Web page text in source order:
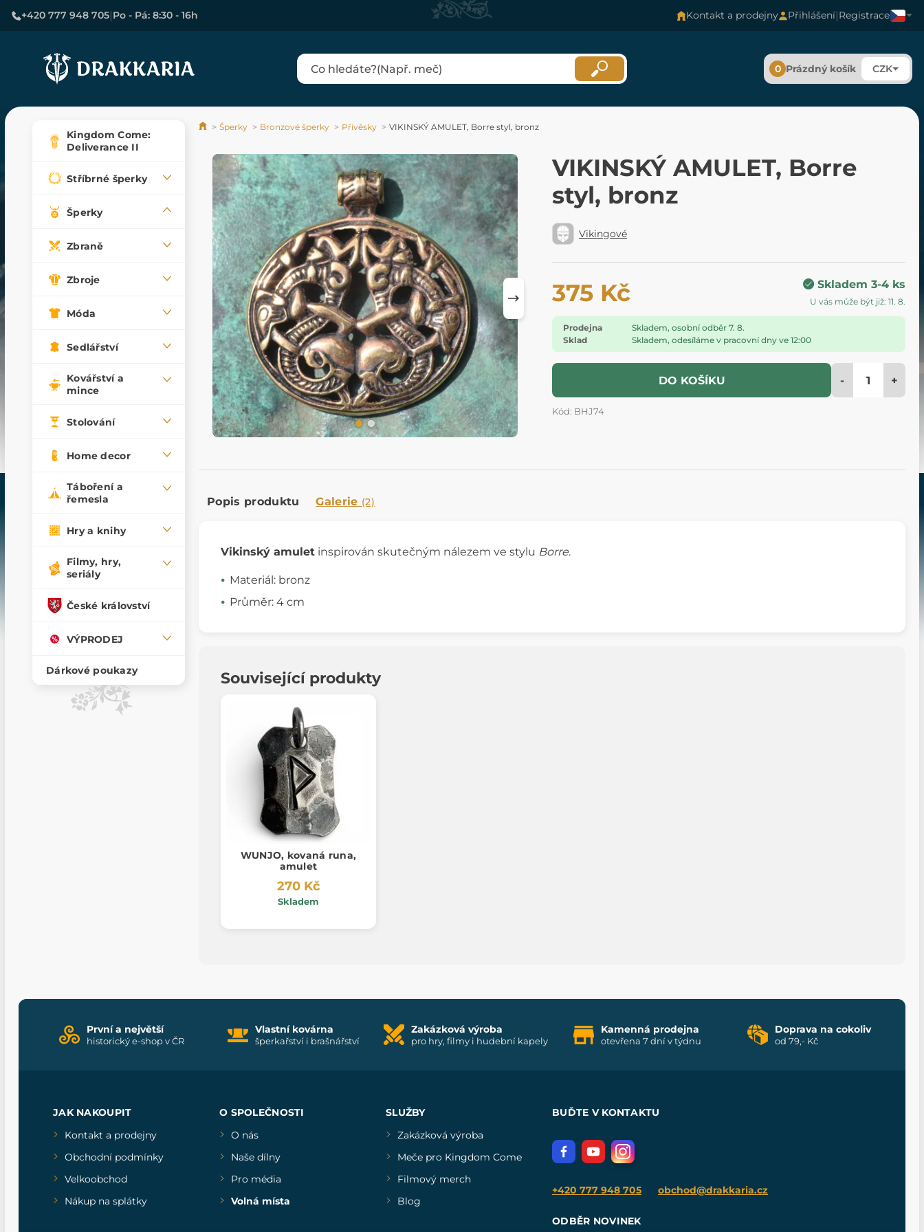
+420 777 948 705|Po - Pá: 8:30 - 16h Kontakt a prodejny Přihlášení|Registrace
0 Prázdný košík CZK
Kingdom Come:
Deliverance II
Stříbrné šperky
Šperky
Zbraně
Zbroje
Móda
Sedlářství
Kovářství a
mince
Stolování
Home decor
Táboření a
řemesla
Hry a knihy
Filmy, hry,
seriály
České království
VÝPRODEJ
Dárkové poukazy
Šperky Bronzové šperky Přívěsky VIKINSKÝ AMULET, Borre styl, bronz
VIKINSKÝ AMULET, Borre
styl, bronz
Vikingové
375 Kč Skladem 3-4 ks
U vás může být již: 11. 8.
Prodejna
Skladem, osobní odběr 7. 8.
Sklad
Skladem, odesíláme v pracovní dny ve 12:00
DO KOŠÍKU - +
Kód: BHJ74
Popis produktu Galerie (2)
Vikinský amulet inspirován skutečným nálezem ve stylu Borre.
Materiál: bronz
Průměr: 4 cm
Související produkty
WUNJO, kovaná runa,
amulet
270 Kč
Skladem
První a největší
historický e-shop v ČR
Vlastní kovárna
šperkařství i brašnářství
Zakázková výroba
pro hry, filmy i hudební kapely
Kamenná prodejna
otevřena 7 dní v týdnu
Doprava na cokoliv
od 79,- Kč
JAK NAKOUPIT
Kontakt a prodejny
Obchodní podmínky
Velkoobchod
Nákup na splátky
O SPOLEČNOSTI
O nás
Naše dílny
Pro média
Volná místa
SLUŽBY
Zakázková výroba
Meče pro Kingdom Come
Filmový merch
Blog
BUĎTE V KONTAKTU
+420 777 948 705 obchod@drakkaria.cz
ODBĚR NOVINEK